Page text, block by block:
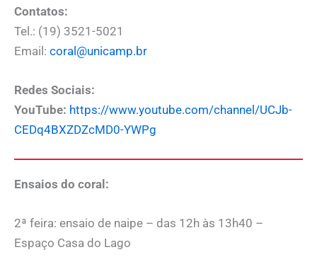
Contatos:
Tel.: (19) 3521-5021
Email: coral@unicamp.br
Redes Sociais:
YouTube: https://www.youtube.com/channel/UCJb-
CEDq4BXZDZcMD0-YWPg
Ensaios do coral:
2ª feira: ensaio de naipe – das 12h às 13h40 –
Espaço Casa do Lago